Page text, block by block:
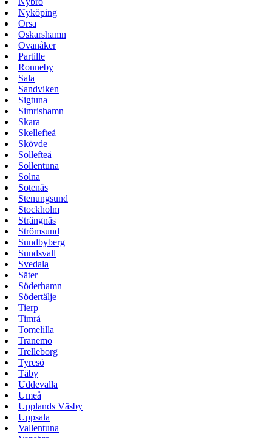
Nyköping
Orsa
Oskarshamn
Ovanåker
Partille
Ronneby
Sala
Sandviken
Sigtuna
Simrishamn
Skara
Skellefteå
Skövde
Sollefteå
Sollentuna
Solna
Sotenäs
Stenungsund
Stockholm
Strängnäs
Strömsund
Sundbyberg
Sundsvall
Svedala
Säter
Söderhamn
Södertälje
Tierp
Timrå
Tomelilla
Tranemo
Trelleborg
Tyresö
Täby
Uddevalla
Umeå
Upplands Väsby
Uppsala
Vallentuna